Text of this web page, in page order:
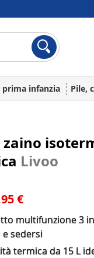
prima infanzia Pile,
zaino
Livoo
€
multifunzione 3
sedersi
termica da 15 L